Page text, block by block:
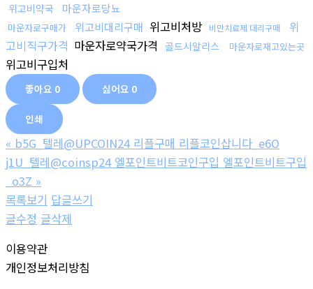
위고비약국 마운자로당뇨
마운자로구매가 위고비대리구매 위고비처방 비만치료제 대리구매
위
고비직구가격 마운자로약국가격 골드시알리스 마운자로재고있는곳
위고비구입처
좋아요 0 싫어요 0
인쇄
« b5G_텔레@UPCOIN24 리플구매 리플코인삽니다_e6O
j1U_텔레@coinsp24 엘포인트비트코인구입 엘포인트비트구입
_o3Z »
목록보기 답글쓰기
글수정 글삭제
이용약관
개인정보처리방침